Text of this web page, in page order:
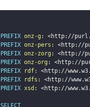
PREFIX onz-g : <http://
PREFIX onz-pers : <http://
PREFIX onz-zorg : <http://
PREFIX onz-org : <http://
PREFIX rdf: <http://
PREFIX rdfs : <http://
PREFIX xsd : <http://
SELECT